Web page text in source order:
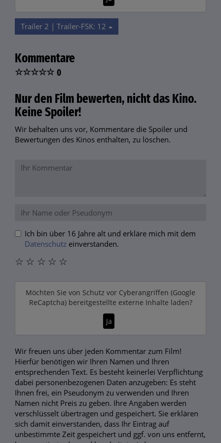
Trailer 2 | Trailer-FSK: 12
Kommentare
☆☆☆☆☆ 0
Nur den Film bewerten, nicht das Kino.
Keine Spoiler!
Wir behalten uns vor, Kommentare die Spoiler und
Bewertungen des Kinos enthalten, zu löschen.
Ich bin über 16 Jahre alt und erkläre mich mit dem
Datenschutz einverstanden.
☆
☆
☆
☆
☆
Möchten Sie von Schutz vor Cyberangriffen (Google
ReCaptcha)bereitgestellte externe Inhalte laden?
Ja
Wir freuen uns über jeden Kommentar zum Film!
Hierfür benötigen wir Ihren Namen und Ihren
entsprechenden Text. Es besteht keinerlei Verpflichtung
dabei personenbezogenen Daten anzugeben: Es steht
Ihnen frei, ein Pseudonym zu verwenden und Ihren
Namen nicht Preis zu geben. Ihre Angaben werden
verschlüsselt übertragen und gespeichert. Sie erklären
sich damit einverstanden, dass Ihr Eintrag auf
unbestimmte Zeit gespeichert und ggf. von uns entfernt,